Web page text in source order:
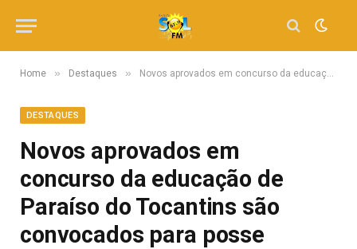
Home » Destaques » Novos aprovados em concurso da educação de Paraíso do Tocantins são convocados para posse
DESTAQUES
Novos aprovados em
concurso da educação de
Paraíso do Tocantins são
convocados para posse